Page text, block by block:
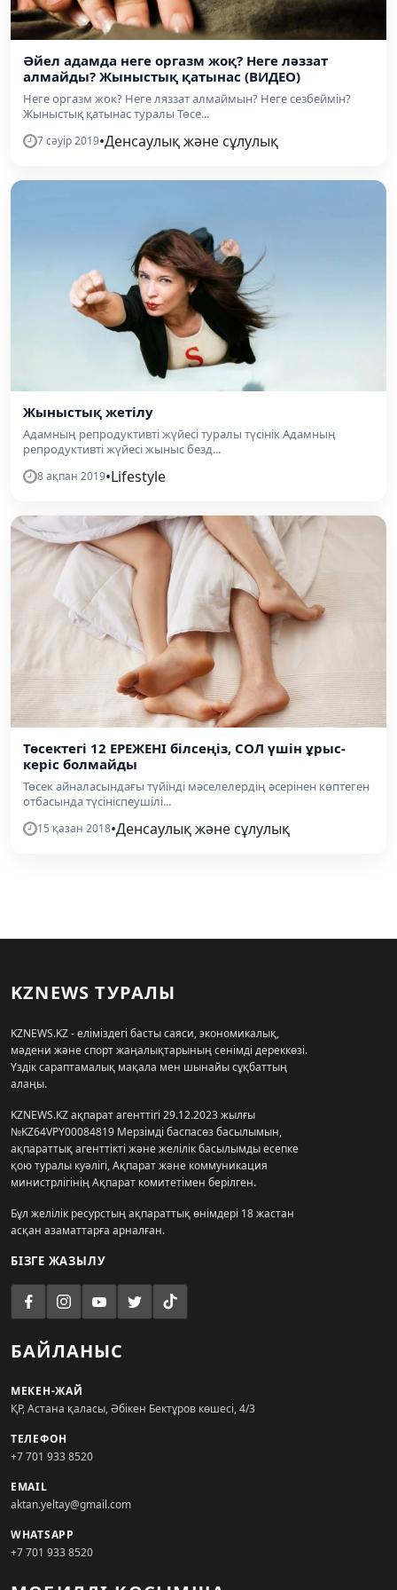
Әйел адамда неге оргазм жоқ? Неге ләззат
алмайды? Жыныстық қатынас (ВИДЕО)
Неге оргазм жок? Неге ляззат алмаймын? Неге сезбеймін?
Жыныстық қатынас туралы Төсе...
7 сәуір 2019•Денсаулық және сұлулық
Жыныстық жетілу
Адамның репродуктивті жүйесі туралы түсінік Адамның
репродуктивті жүйесі жыныс безд...
8 ақпан 2019•Lifestyle
Төсектегі 12 ЕРЕЖЕНІ білсеңіз, СОЛ үшін ұрыс-
керіс болмайды
Төсек айналасындағы түйінді мәселелердің әсерінен көптеген
отбасында түсініспеушілі...
15 қазан 2018•Денсаулық және сұлулық
KZNEWS ТУРАЛЫ
KZNEWS.KZ - еліміздегі басты саяси, экономикалық,
мәдени және спорт жаңалықтарының сенімді дереккөзі.
Үздік сараптамалық мақала мен шынайы сұқбаттың
алаңы.
KZNEWS.KZ ақпарат агенттігі 29.12.2023 жылғы
№KZ64VPY00084819 Мерзімді баспасөз басылымын,
ақпараттық агенттікті және желілік басылымды есепке
қою туралы куәлігі, Ақпарат және коммуникация
министрлігінің Ақпарат комитетімен берілген.
Бұл желілік ресурстың ақпараттық өнімдері 18 жастан
асқан азаматтарға арналған.
БІЗГЕ ЖАЗЫЛУ
БАЙЛАНЫС
МЕКЕН-ЖАЙ
ҚР, Астана қаласы, Әбікен Бектұров көшесі, 4/3
ТЕЛЕФОН
+7 701 933 8520
EMAIL
aktan.yeltay@gmail.com
WHATSAPP
+7 701 933 8520